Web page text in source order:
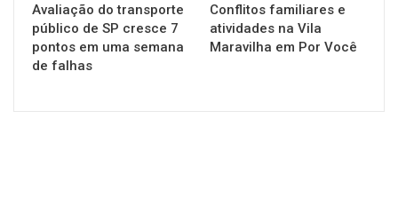
Avaliação do transporte
público de SP cresce 7
pontos em uma semana
de falhas
Conflitos familiares e
atividades na Vila
Maravilha em Por Você